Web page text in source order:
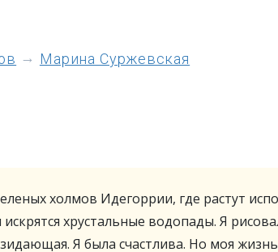
Марина Суржевская
холмов Идегоррии, где растут
хрустальные водопады. Я
Я была счастлива. Но моя